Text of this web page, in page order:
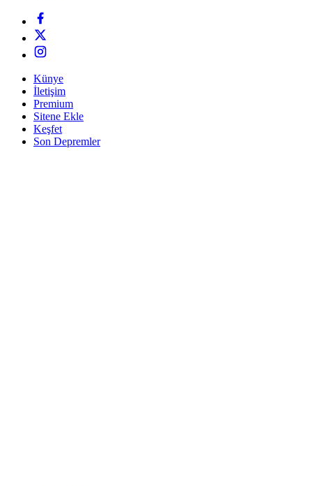
Künye
İletişim
Premium
Sitene Ekle
Keşfet
Son Depremler